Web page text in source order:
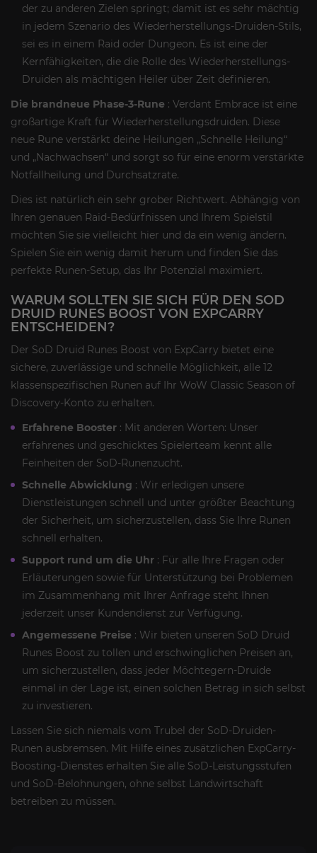
der zu anderen Zielen springt; damit ist es sehr mächtig
in jedem Szenario des Wiederherstellungs-Druiden-Stils,
sei es in einem Raid oder Dungeon. Es ist eine der
Kernfähigkeiten, die die Rolle des Wiederherstellungs-
Druiden als mächtigen Heiler über Zeit definieren.
Die brandneue Phase-3-Rune : Verdant Embrace ist eine
großartige Kraft für Wiederherstellungsdruiden. Diese
neue Rune verstärkt deine Heilungen „Schnelle Heilung“
und „Nachwachsen“ und sorgt so für eine enorm verstärkte
Notfallheilung und Durchsatzrate.
Dies ist natürlich ein sehr grober Richtwert. Abhängig von
Ihren genauen Raid-Bedürfnissen und Ihrem Spielstil
möchten Sie sie vielleicht hier und da ein wenig ändern.
Spielen Sie ein wenig damit herum und finden Sie das
perfekte Runen-Setup, das Ihr Potenzial maximiert.
WARUM SOLLTEN SIE SICH FÜR DEN SOD
DRUID RUNES BOOST VON EXPCARRY
ENTSCHEIDEN?
Der SoD Druid Runes Boost von ExpCarry bietet eine
sichere, zuverlässige und schnelle Möglichkeit, alle 12
klassenspezifischen Runen auf Ihr WoW Classic Season of
Discovery-Konto zu erhalten.
Erfahrene Booster : Mit anderen Worten: Unser
erfahrenes und geschicktes Spielerteam kennt alle
Feinheiten der SoD-Runenzucht.
Schnelle Abwicklung : Wir erledigen unsere
Dienstleistungen schnell und unter größter Beachtung
der Sicherheit, um sicherzustellen, dass Sie Ihre Runen
schnell erhalten.
Support rund um die Uhr : Für alle Ihre Fragen oder
Erläuterungen sowie für Unterstützung bei Problemen
im Zusammenhang mit Ihrer Anfrage steht Ihnen
jederzeit unser Kundendienst zur Verfügung.
Angemessene Preise : Wir bieten unseren SoD Druid
Runes Boost zu tollen und erschwinglichen Preisen an,
um sicherzustellen, dass jeder Möchtegern-Druide
einmal in der Lage ist, einen solchen Betrag in sich selbst
zu investieren.
Lassen Sie sich niemals vom Trubel der SoD-Druiden-
Runen ausbremsen. Mit Hilfe eines zusätzlichen ExpCarry-
Boosting-Dienstes erhalten Sie alle SoD-Leistungsstufen
und SoD-Belohnungen, ohne selbst Landwirtschaft
betreiben zu müssen.